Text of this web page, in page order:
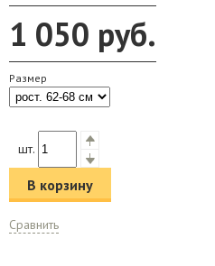
1 050 руб.
Размер
шт.
В корзину
Сравнить